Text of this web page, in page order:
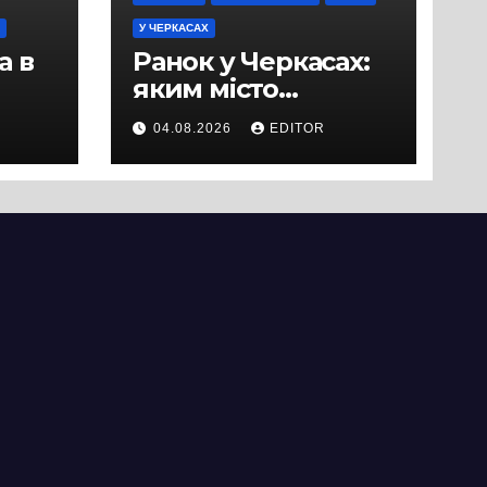
в
У ЧЕРКАСАХ
Ранок у Черкасах:
яким місто
зустрічає новий
день
04.08.2026 EDITOR